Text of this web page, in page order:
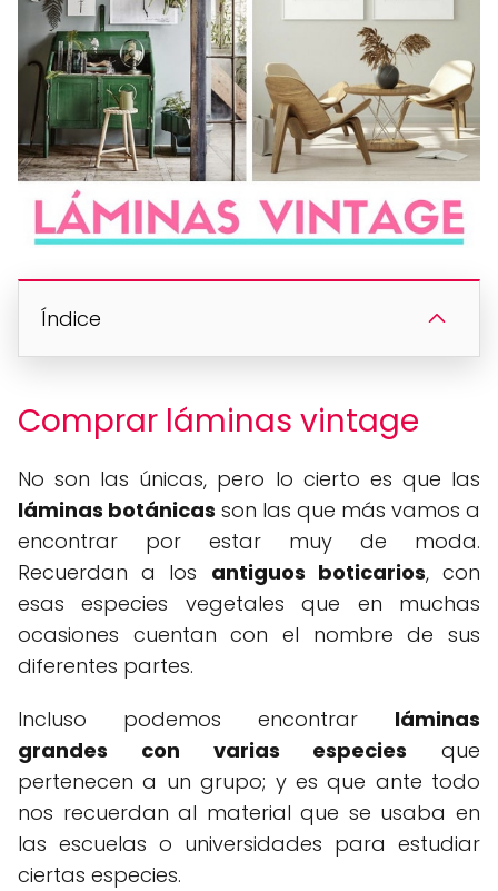
Índice
Comprar láminas vintage
No son las únicas, pero lo cierto es que las
láminas botánicas son las que más vamos a
encontrar por estar muy de moda.
Recuerdan a los antiguos boticarios, con
esas especies vegetales que en muchas
ocasiones cuentan con el nombre de sus
diferentes partes.
Incluso podemos encontrar láminas
grandes con varias especies que
pertenecen a un grupo; y es que ante todo
nos recuerdan al material que se usaba en
las escuelas o universidades para estudiar
ciertas especies.